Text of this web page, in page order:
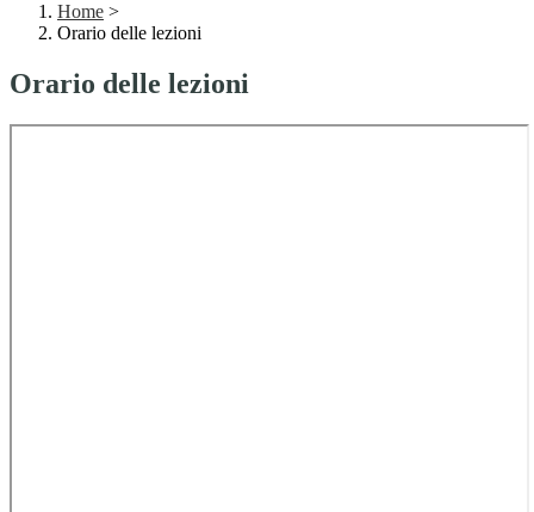
Home >
Orario delle lezioni
Orario delle lezioni